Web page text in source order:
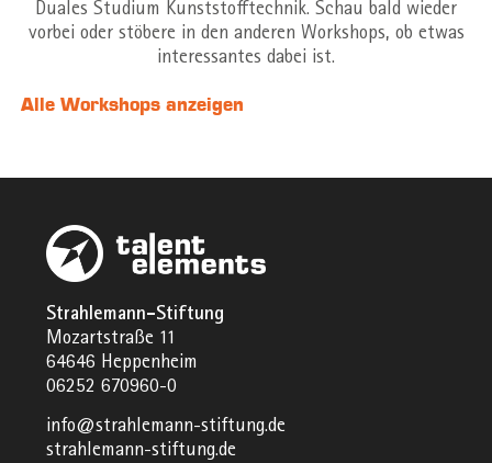
Duales Studium Kunststofftechnik. Schau bald wieder
vorbei oder stöbere in den anderen Workshops, ob etwas
interessantes dabei ist.
Alle Workshops anzeigen
Strahlemann-Stiftung
Mozartstraße 11
64646 Heppenheim
06252 670960-0
info@strahlemann-stiftung.de
strahlemann-stiftung.de